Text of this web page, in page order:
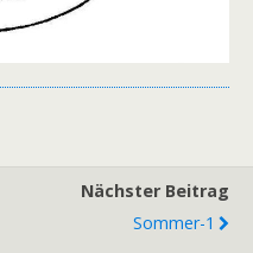
Nächster Beitrag
Sommer-1